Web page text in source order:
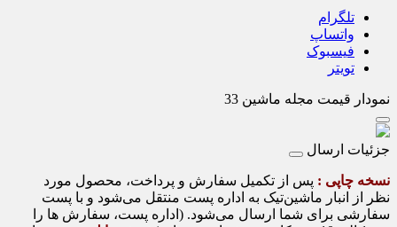
تلگرام
واتساپ
فیسبوک
تویتر
نمودار قیمت مجله ماشین 33
جزئیات ارسال
نسخه چاپی : پس از تکمیل سفارش و پرداخت، محصول مورد
نظر از انبار ماشین‌تیک به اداره پست منتقل می‌شود و با پست
سفارشی برای شما ارسال می‌شود. (اداره پست، سفارش ها را